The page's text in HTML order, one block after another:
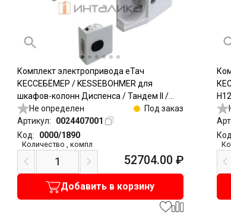
Комплект электропривода еТач
КЕССЕБЁМЕР / KESSEBOHMER для
шкафов-колонн Диспенса / Тандем II /
Тандем Сайд
Не определен
Под заказ
Артикул:
0024407001
Код:
0000/1890
Количество ,компл
52704.00 ₽
Добавить в корзину